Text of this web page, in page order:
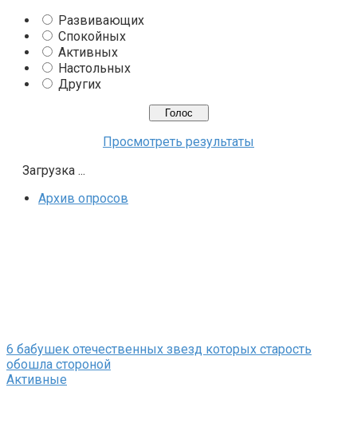
Развивающих
Спокойных
Активных
Настольных
Других
Просмотреть результаты
Загрузка ...
Архив опросов
6 бабушек отечественных звезд которых старость
обошла стороной
Активные